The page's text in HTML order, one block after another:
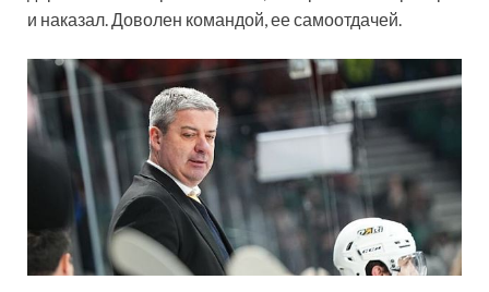
и наказал. Доволен командой, ее самоотдачей.